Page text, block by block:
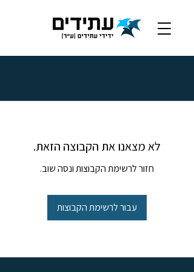
לא מצאנו את הקבוצה הזאת.
חזור לרשימת הקבוצות ונסה שוב.
עבור לרשימת הקבוצות